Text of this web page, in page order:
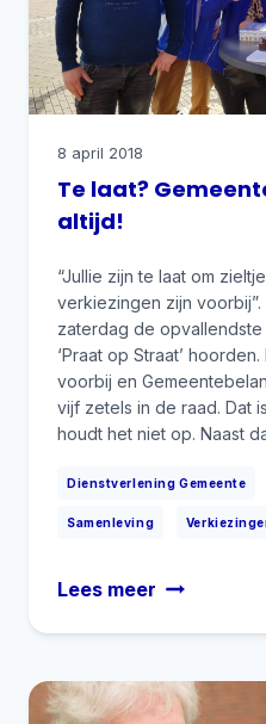
Dienstverlening Gemeente
Samenleving
Te laat?
altijd!
8 april 2018
“Jullie zijn te laat om
verkiezingen zijn
zaterdag de
‘Praat op Straat’
voorbij en
vijf zetels in de raad. Dat
houdt het niet op. Naast
Lees meer Te
is
er